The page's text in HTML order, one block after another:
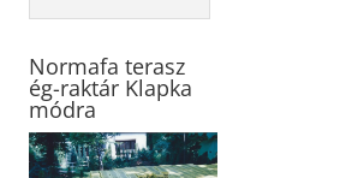
Normafa terasz
ég-raktár Klapka
módra